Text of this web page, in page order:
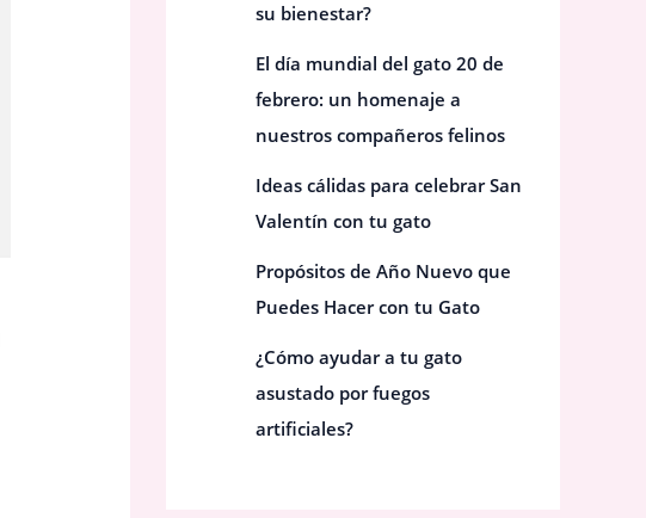
su bienestar?
El día mundial del gato 20 de
febrero: un homenaje a
nuestros compañeros felinos
Ideas cálidas para celebrar San
Valentín con tu gato
Propósitos de Año Nuevo que
Puedes Hacer con tu Gato
¿Cómo ayudar a tu gato
asustado por fuegos
artificiales?